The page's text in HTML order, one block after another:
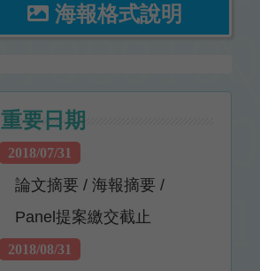
海報格式說明
重要日期
2018/07/31
論文摘要 / 海報摘要 /
Panel提案繳交截止
2018/08/31